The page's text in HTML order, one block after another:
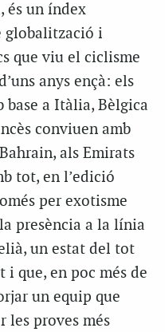
és un índex
globalització i
que viu el ciclisme
anys ençà: els
base a Itàlia, Bèlgica
conviuen amb
als Emirats
tot, en l’edició
per exotisme
presència a la línia
un estat del tot
que, en poc més de
un equip que
les proves més